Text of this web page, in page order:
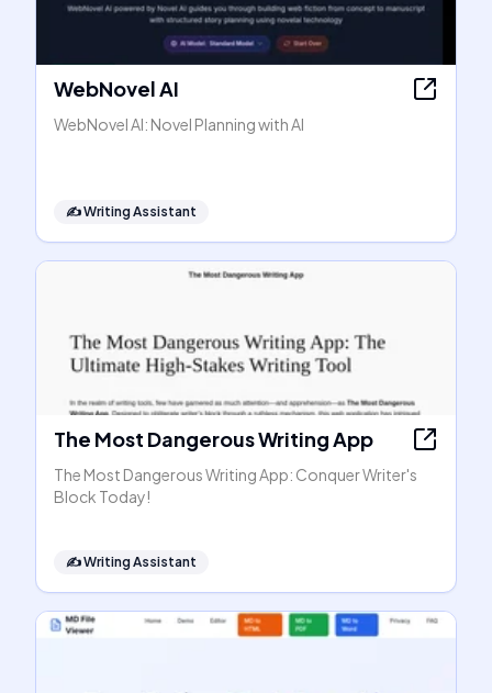
WebNovel AI
WebNovel AI: Novel Planning with AI
✍️Writing Assistant
The Most Dangerous Writing App
The Most Dangerous Writing App: Conquer Writer's
Block Today!
✍️Writing Assistant